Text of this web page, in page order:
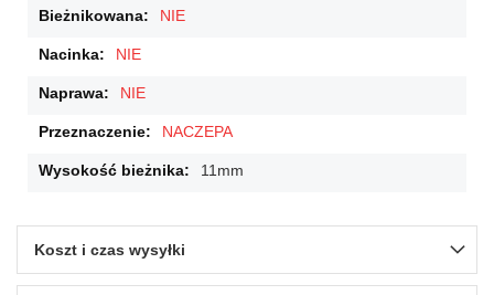
NIE
NIE
NIE
NACZEPA
11mm
Koszt i czas wysyłki